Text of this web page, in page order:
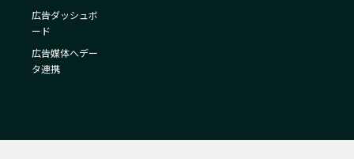
広告ダッシュボ
ード
広告媒体へデー
タ連携